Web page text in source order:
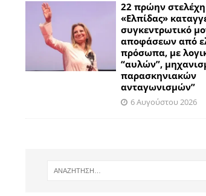
22 πρώην στελέχη
«Ελπίδας»
συγκεντρωτικό
αποφάσεων από
πρόσωπα, με
“αυλών”,
παρασκηνιακών
ανταγωνισμών”
6 Αυγούστου 2026